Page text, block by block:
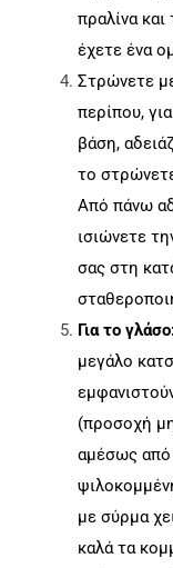
πραλίνα
έχετε ένα
Στρώνετε
περίπου,
βάση,
το
Από πάνω
ισιώνετε
σας στη
Για το
μεγάλο
(προσοχή
αμέσως από
με σύρμα
καλά τα